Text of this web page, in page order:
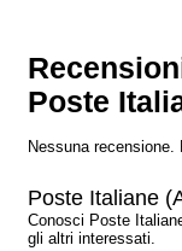
Poste
Nessuna recensione.
Poste Italiane
Conosci Poste
gli altri interessati.